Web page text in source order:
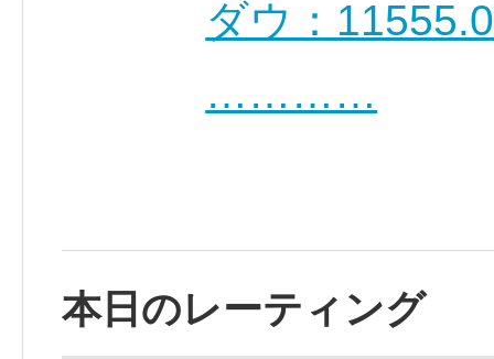
ダウ：
…………
本日のレーティング